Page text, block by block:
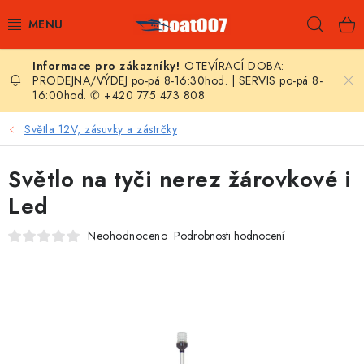
na
E-SHOP
AKČNÍ SLEVY
ZPRAVODAJ
KONTAKTY
OTEVÍRACÍ DOBA:
PRODEJNA/VÝDEJ po-pá 8-16:30hod. | SERVIS po-pá 8-
16:00hod. ✆ +420 775 473 808
Světla 12V, zásuvky a zástrčky
Světlo na tyči nerez žárovkové i
Led
Neohodnoceno Podrobnosti hodnocení